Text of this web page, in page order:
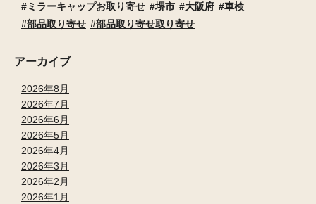
ミラーキャップお取り寄せ
堺市 大阪府
車検
部品取り寄せ
部品取り寄せ取り寄せ
アーカイブ
2026年8月
2026年7月
2026年6月
2026年5月
2026年4月
2026年3月
2026年2月
2026年1月